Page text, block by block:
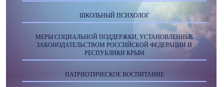
ШКОЛЬНЫЙ ПСИХОЛОГ
МЕРЫ СОЦИАЛЬНОЙ ПОДДЕРЖКИ, УСТАНОВЛЕННЫЕ
ЗАКОНОДАТЕЛЬСТВОМ РОССИЙСКОЙ ФЕДЕРАЦИИ И
РЕСПУБЛИКИ КРЫМ
ПАТРИОТИЧЕСКОЕ ВОСПИТАНИЕ